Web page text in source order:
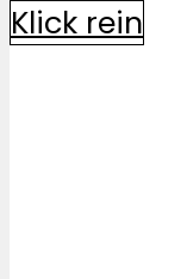
Klick rein